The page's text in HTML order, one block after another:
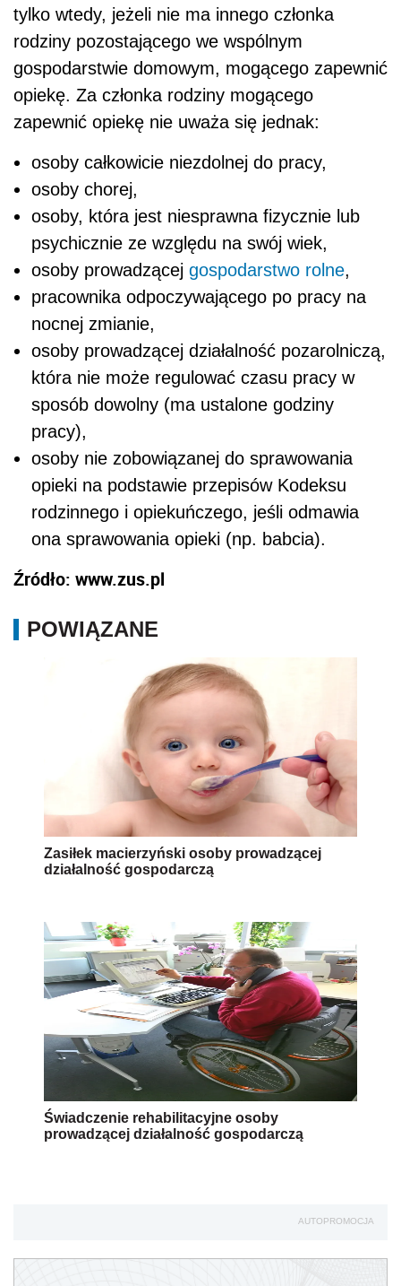
tylko wtedy, jeżeli nie ma innego członka
rodziny pozostającego we wspólnym
gospodarstwie domowym, mogącego zapewnić
opiekę. Za członka rodziny mogącego
zapewnić opiekę nie uważa się jednak:
osoby całkowicie niezdolnej do pracy,
osoby chorej,
osoby, która jest niesprawna fizycznie lub
psychicznie ze względu na swój wiek,
osoby prowadzącej gospodarstwo rolne,
pracownika odpoczywającego po pracy na
nocnej zmianie,
osoby prowadzącej działalność pozarolniczą,
która nie może regulować czasu pracy w
sposób dowolny (ma ustalone godziny
pracy),
osoby nie zobowiązanej do sprawowania
opieki na podstawie przepisów Kodeksu
rodzinnego i opiekuńczego, jeśli odmawia
ona sprawowania opieki (np. babcia).
Źródło: www.zus.pl
POWIĄZANE
Zasiłek macierzyński osoby prowadzącej
działalność gospodarczą
Świadczenie rehabilitacyjne osoby
prowadzącej działalność gospodarczą
AUTOPROMOCJA